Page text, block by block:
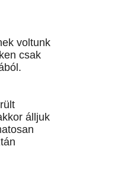
voltunk
csak
álljuk